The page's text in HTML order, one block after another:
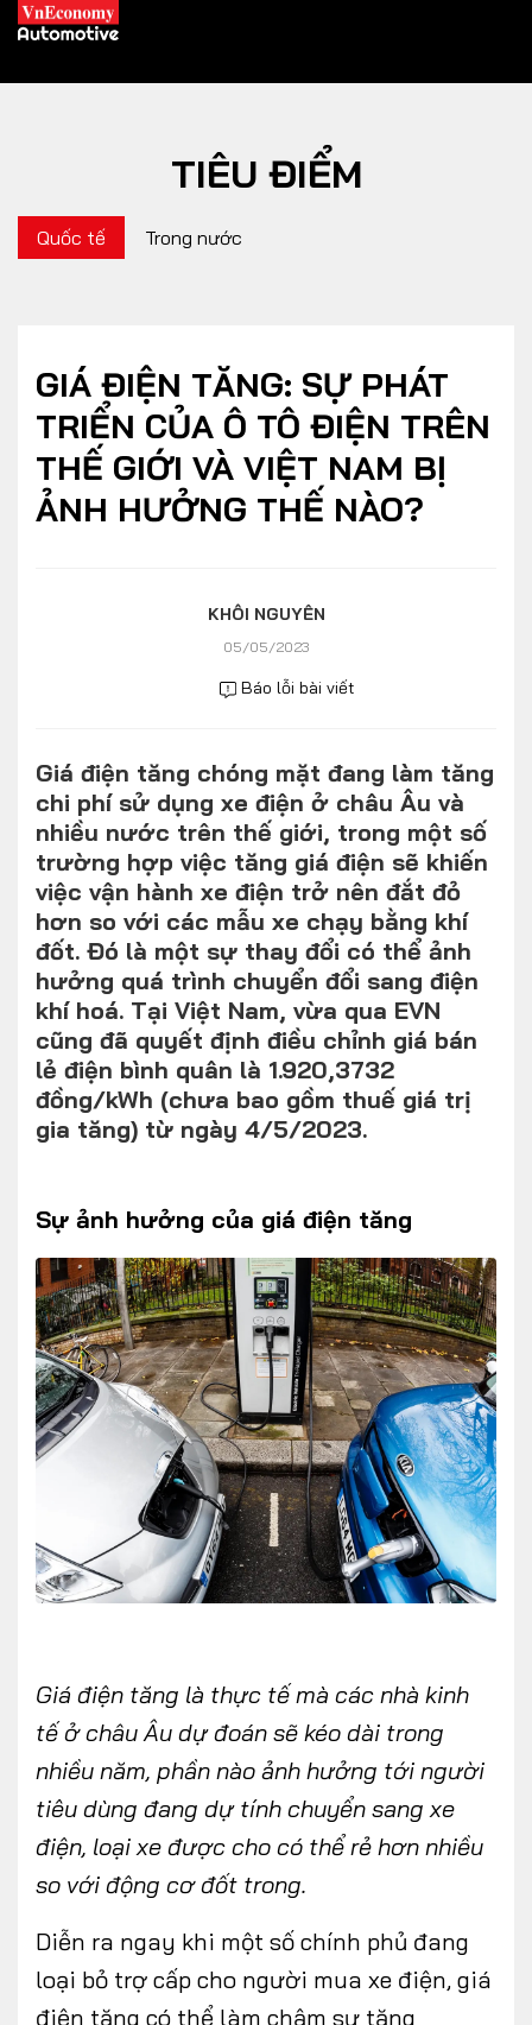
XE XANH
THỊ TRƯỜNG XE
Chính sách
DOANH NGHIỆP
Thương hiệu
Album ảnh
Video
TRA CỨU XE
HÃNG XE MODEL
DÒNG XE
Facebook Youtube
CONTACT US
0972271616
ngocvu.vneconomy@gmail.com
TIÊU ĐIỂM
Quốc tế Trong nước
GIÁ ĐIỆN TĂNG: SỰ PHÁT
TRIỂN CỦA Ô TÔ ĐIỆN TRÊN
THẾ GIỚI VÀ VIỆT NAM BỊ
ẢNH HƯỞNG THẾ NÀO?
KHÔI NGUYÊN
05/05/2023
Báo lỗi bài viết
Giá điện tăng chóng mặt đang làm tăng
chi phí sử dụng xe điện ở châu Âu và
nhiều nước trên thế giới, trong một số
trường hợp việc tăng giá điện sẽ khiến
việc vận hành xe điện trở nên đắt đỏ
hơn so với các mẫu xe chạy bằng khí
đốt. Đó là một sự thay đổi có thể ảnh
hưởng quá trình chuyển đổi sang điện
khí hoá. Tại Việt Nam, vừa qua EVN
cũng đã quyết định điều chỉnh giá bán
lẻ điện bình quân là 1.920,3732
đồng/kWh (chưa bao gồm thuế giá trị
gia tăng) từ ngày 4/5/2023.
Sự ảnh hưởng của giá điện tăng
Giá điện tăng là thực tế mà các nhà kinh
tế ở châu Âu dự đoán sẽ kéo dài trong
nhiều năm, phần nào ảnh hưởng tới người
tiêu dùng đang dự tính chuyển sang xe
điện, loại xe được cho có thể rẻ hơn nhiều
so với động cơ đốt trong.
Diễn ra ngay khi một số chính phủ đang
loại bỏ trợ cấp cho người mua xe điện, giá
điện tăng có thể làm chậm sự tăng